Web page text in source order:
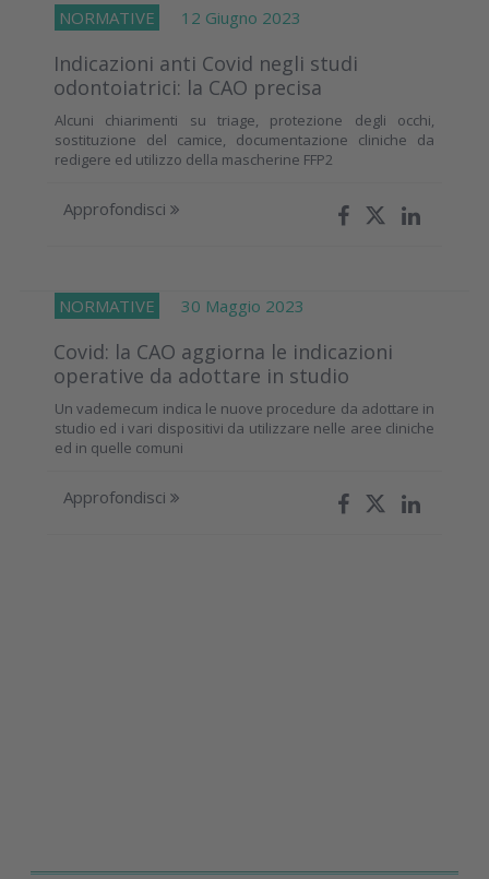
NORMATIVE 12 Giugno 2023
Indicazioni anti Covid negli studi
odontoiatrici: la CAO precisa
Alcuni chiarimenti su triage, protezione degli occhi,
sostituzione del camice, documentazione cliniche da
redigere ed utilizzo della mascherine FFP2
Approfondisci
NORMATIVE 30 Maggio 2023
Covid: la CAO aggiorna le indicazioni
operative da adottare in studio
Un vademecum indica le nuove procedure da adottare in
studio ed i vari dispositivi da utilizzare nelle aree cliniche
ed in quelle comuni
Approfondisci